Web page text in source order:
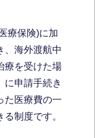
療保険)に加
、海外渡航中
療を受けた場
に申請手続き
た医療費の一
制度です。